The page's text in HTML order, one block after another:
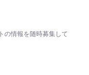
の情報を随時募集して